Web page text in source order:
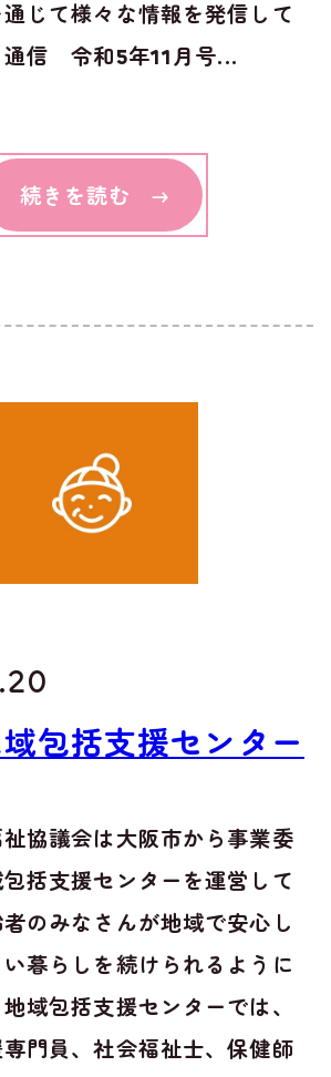
じて様々な情報を発信して
通信 令和5年11月号...
続きを読む
包括支援センター
協議会は大阪市から事業委
括支援センターを運営して
のみなさんが地域で安心し
暮らしを続けられるように
域包括支援センターでは、
門員、社会福祉士、保健師